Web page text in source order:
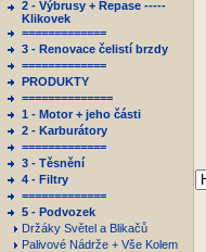
2 - Výbrusy + Repase -----
Klikovek
=============
3 - Renovace čelistí brzdy
=============
PRODUKTY
==============
1 - Motor + jeho části
2 - Karburátory
=============
3 - Těsnění
4 - Filtry
=============
5 - Podvozek
Držáky Světel a Blikačů
Palivové Nádrže + Vše Kolem